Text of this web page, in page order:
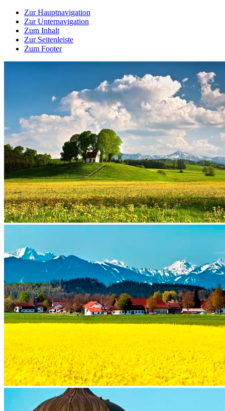
Zur Hauptnavigation
Zur Unternavigation
Zum Inhalt
Zur Seitenleiste
Zum Footer